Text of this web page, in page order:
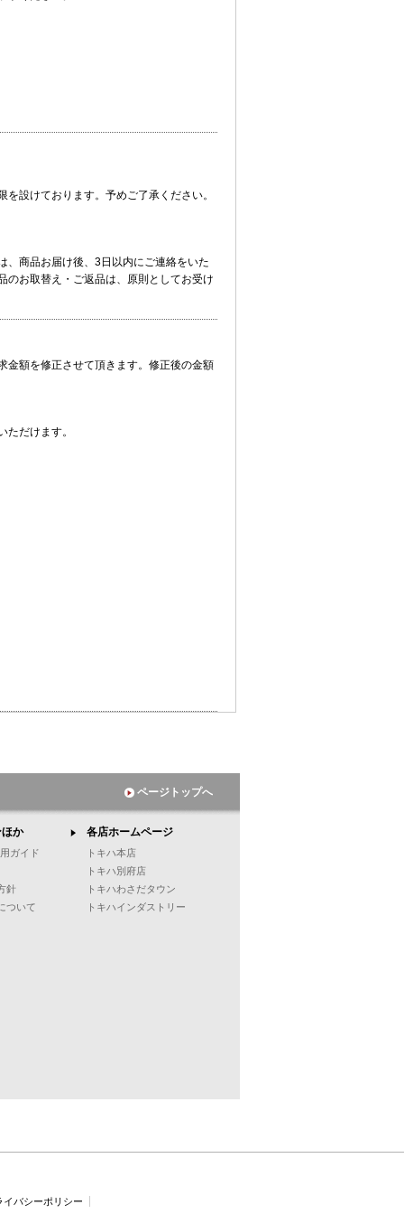
設けております。予めご了承ください。
、商品お届け後、3日以内にご連絡をいた
のお取替え・ご返品は、原則としてお受け
金額を修正させて頂きます。修正後の金額
ただけます。
ページトップへ
か
ガイド
針
ついて
各店ホームページ
トキハ本店
トキハ別府店
トキハわさだタウン
トキハインダストリー
イバシーポリシー